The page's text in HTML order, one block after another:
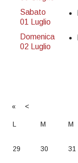
Sabato
01 Luglio
Domenica
02 Luglio
« <
L M M
29 30 31